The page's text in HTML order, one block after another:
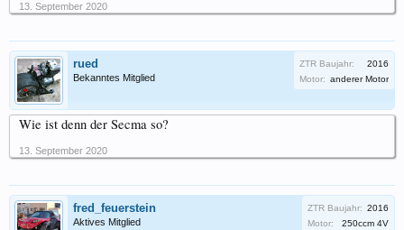
13. September 2020
rued
Bekanntes Mitglied
ZTR Baujahr:
2016
Motor: anderer Motor
Wie ist denn der Secma so?
13. September 2020
fred_feuerstein
Aktives Mitglied
ZTR Baujahr: 2016
Motor:
250ccm 4V